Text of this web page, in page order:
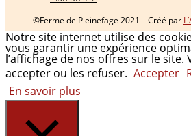
©Ferme de Pleinefage 2021 – Créé par
Notre site internet utilise des
vous garantir une expérience
l’affichage de nos offres sur le site.
accepter ou les refuser. Accepter
En savoir plus